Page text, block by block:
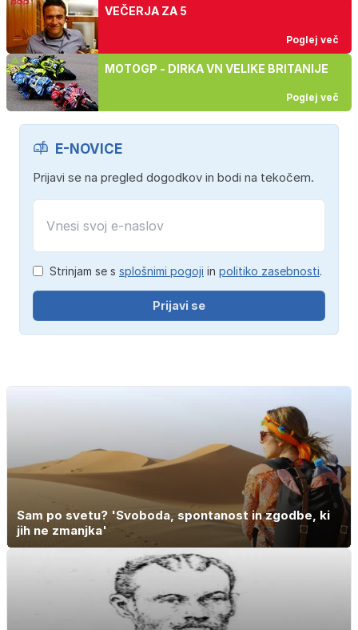
VEČERJA ZA 5
Poglej več
MOTOGP - DIRKA VN VELIKE BRITANIJE
Poglej več
E-NOVICE
Prijavi se na pregled dogodkov in bodi na tekočem.
Strinjam se s splošnimi pogoji in politiko zasebnosti.
Prijavi se
Sam po svetu? 'Svoboda, spontanost in zgodbe, ki
jih ne zmanjka'